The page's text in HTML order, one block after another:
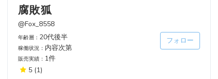
腐敗狐
@Fox_8558
年齢層： 20代後半
稼働状況： 内容次第
販売実績： 1件
5 (1)
フォロー